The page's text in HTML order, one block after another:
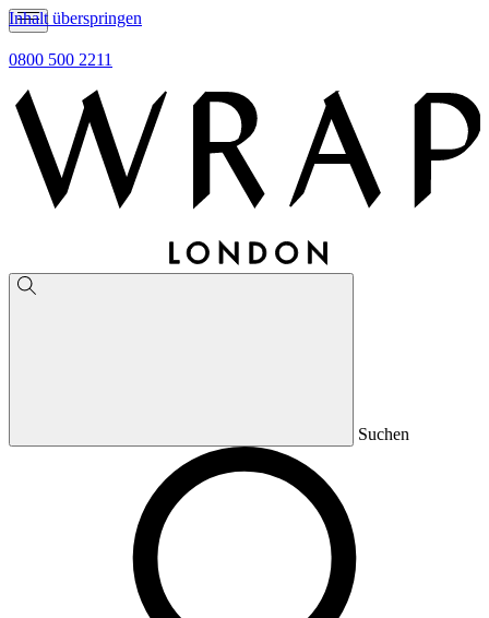
Inhalt überspringen
0800 500 2211
Suchen